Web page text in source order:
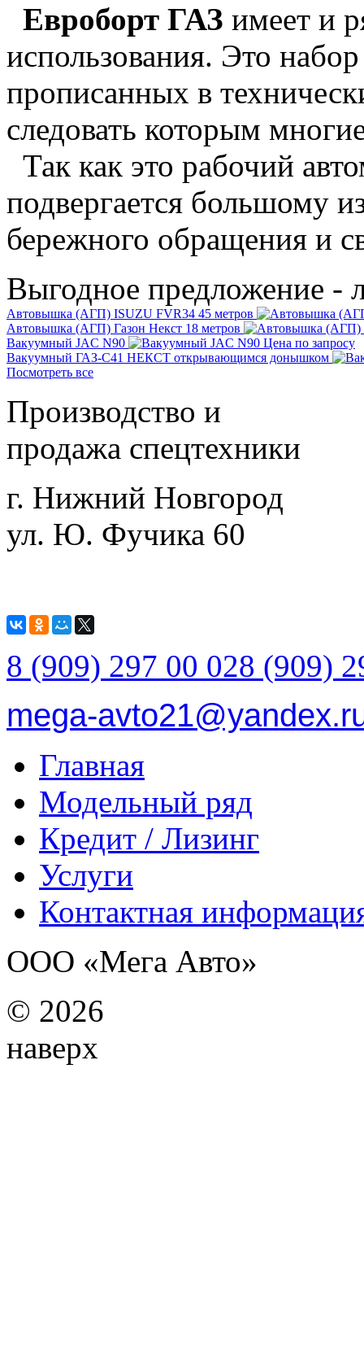
Евроборт ГАЗ имеет и
использования. Это
прописанных в
следовать которым
Так как это рабочий
подвергается большому
бережного обращения и
Выгодное предложение -
Автовышка (АГП) ISUZU FVR34 45 метров
Автовышка (АГП) Газон Некст 18 метров
Вакуумный JAC N90
Цена по запросу
Вакуумный ГАЗ-С41 НЕКСТ открывающимся донышком
Посмотреть все
Производство и
продажа спецтехники
г. Нижний Новгород
ул. Ю. Фучика 60
8 (909) 297 00 028 (909)
mega-
Главная
Модельный ряд
Кредит / Лизинг
Услуги
Контактная
ООО «Мега Авто»
© 2026
наверх